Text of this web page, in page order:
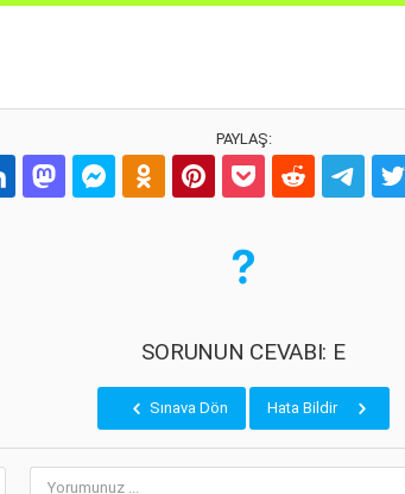
PAYLAŞ:
SORUNUN CEVABI: E
Sınava Dön Hata Bildir